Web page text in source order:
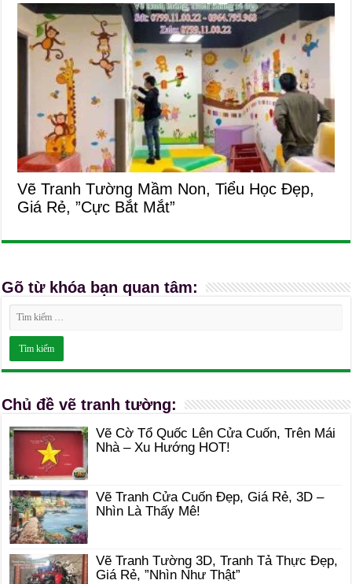
Vẽ Tranh Tường Mầm Non, Tiểu Học Đẹp,
Giá Rẻ, ”Cực Bắt Mắt”
Gõ từ khóa bạn quan tâm:
Chủ đề vẽ tranh tường:
Vẽ Cờ Tổ Quốc Lên Cửa Cuốn, Trên Mái
Nhà – Xu Hướng HOT!
Vẽ Tranh Cửa Cuốn Đẹp, Giá Rẻ, 3D –
Nhìn Là Thấy Mê!
Vẽ Tranh Tường 3D, Tranh Tả Thực Đẹp,
Giá Rẻ, ”Nhìn Như Thật”